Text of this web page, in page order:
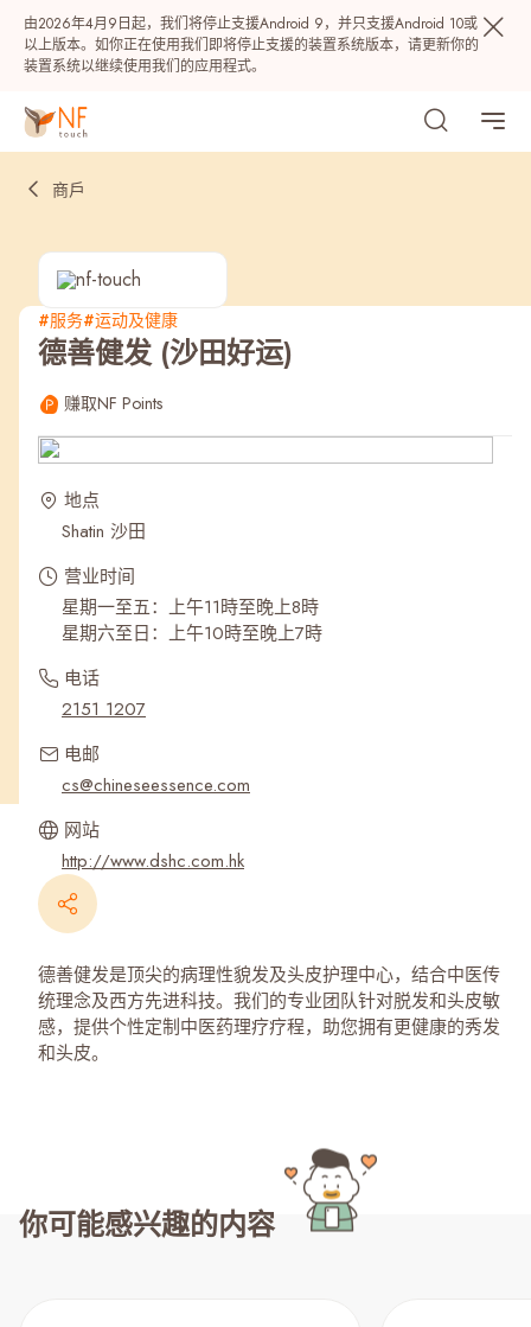
由2026年4月9日起，我们将停止支援Android 9，并只支援Android 10或
以上版本。如你正在使用我们即将停止支援的装置系统版本，请更新你的
装置系统以继续使用我们的应用程式。
热门
最近搜寻纪录
商戶
#服务#运动及健康
德善健发 (沙田好运)
赚取NF Points
地点
Shatin 沙田
营业时间
星期一至五：上午11時至晚上8時
星期六至日：上午10時至晚上7時
电话
2151 1207
电邮
cs@chineseessence.com
网站
http://www.dshc.com.hk
德善健发是顶尖的病理性貌发及头皮护理中心，结合中医传
统理念及西方先进科技。我们的专业团队针对脱发和头皮敏
感，提供个性定制中医药理疗疗程，助您拥有更健康的秀发
和头皮。
你可能感兴趣的内容